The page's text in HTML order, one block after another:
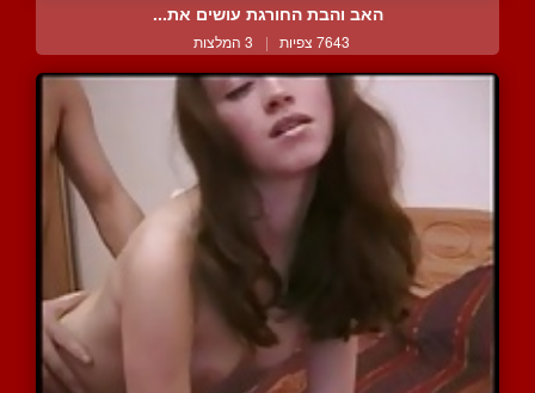
האב והבת החורגת עושים את...
7643 צפיות | 3 המלצות